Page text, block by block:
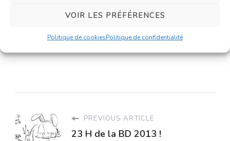
VOIR LES PRÉFÉRENCES
Politique de cookiesPolitique de confidentialité
Stages de
dessin manga
– Vacances
scolaires 2022
PREVIOUS ARTICLE
23 H de la BD 2013 !